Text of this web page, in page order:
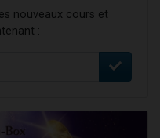
nouveaux cours et
: